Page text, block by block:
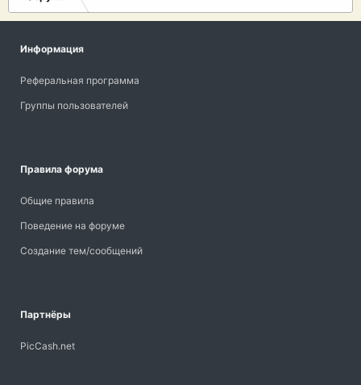
Информация
Реферальная программа
Группы пользователей
Правила форума
Общие правила
Поведение на форуме
Создание тем/сообщений
Партнёры
PicCash.net